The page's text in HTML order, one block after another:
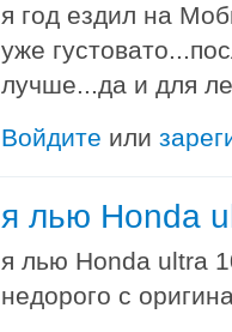
я год ездил на
уже
лучше...да и для
Войдите или
я лью Honda
я лью Honda ultra
недорого с